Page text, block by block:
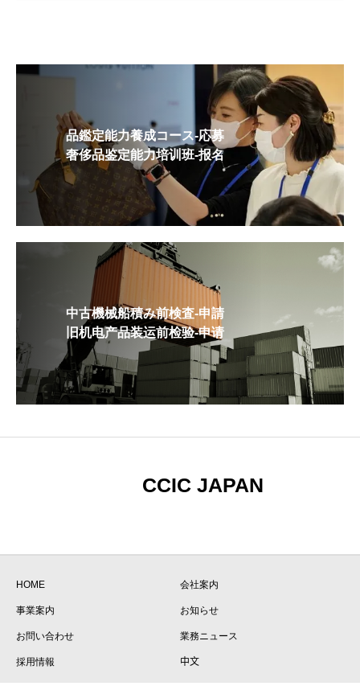
品鑑定能力養成コース-応募
奢侈品鉴定能力培训班-报名
中古機械船積み前検査-申請
旧机电产品装运前检验-申请
CCIC JAPAN
HOME 会社案内
事業案内 お知らせ
お問い合わせ 業務ニュース
採用情報 中文